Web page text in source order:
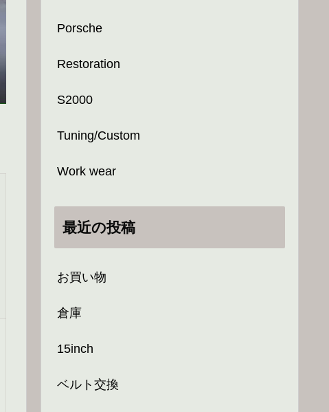
Porsche
Restoration
S2000
Tuning/Custom
Work wear
最近の投稿
お買い物
倉庫
15inch
ベルト交換